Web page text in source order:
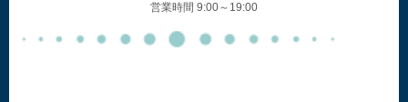
営業時間 9:00～19:00